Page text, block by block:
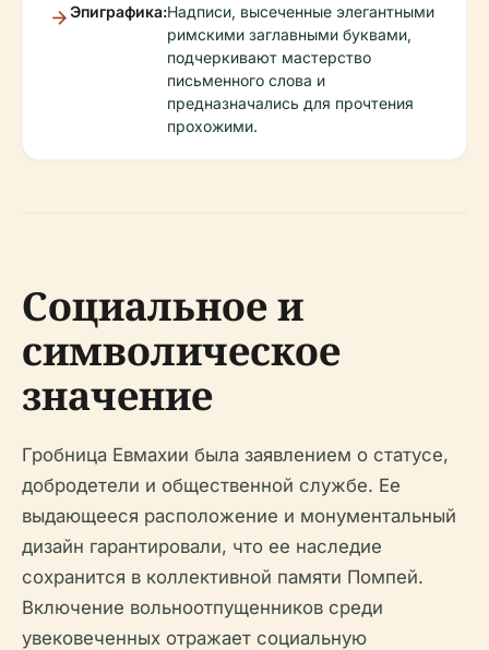
Эпиграфика:Надписи, высеченные элегантными
римскими заглавными буквами,
подчеркивают мастерство
письменного слова и
предназначались для прочтения
прохожими.
Социальное и
символическое
значение
Гробница Евмахии была заявлением о статусе,
добродетели и общественной службе. Ее
выдающееся расположение и монументальный
дизайн гарантировали, что ее наследие
сохранится в коллективной памяти Помпей.
Включение вольноотпущенников среди
увековеченных отражает социальную